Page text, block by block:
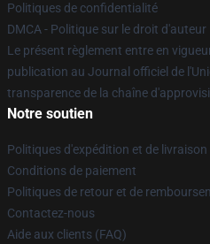
Politiques de confidentialité
DMCA - Politique sur le droit d'auteur
Le présent règlement entre en
publication au Journal officiel de
transparence de la chaîne
Notre soutien
Politiques d'expédition et de livraison
Conditions de paiement
Politiques de retour et de
Contactez-nous
Aide aux clients (FAQ)